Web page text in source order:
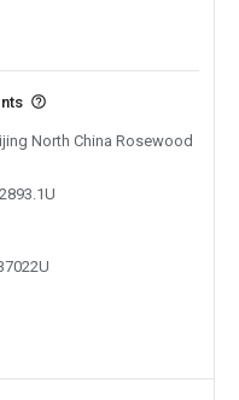
North China Rosewood